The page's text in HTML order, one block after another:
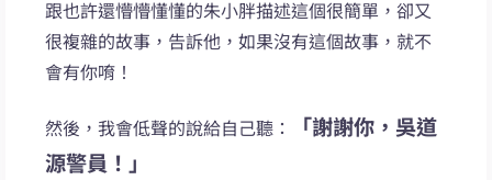
跟也許還懵懵懂懂的朱小胖描述這個很簡單，卻又
很複雜的故事，告訴他，如果沒有這個故事，就不
會有你唷！
然後，我會低聲的說給自己聽：
「謝謝你，吳道
源警員！」